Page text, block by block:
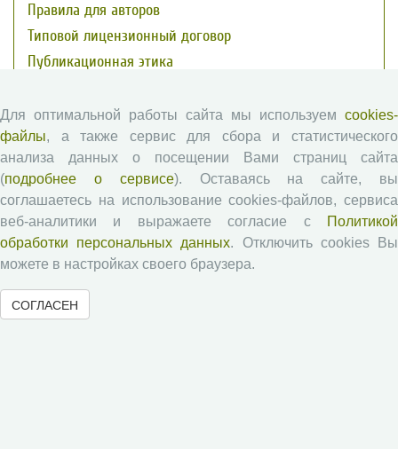
Правила для авторов
Типовой лицензионный договор
Публикационная этика
Авторские права
Рецензентам
Памятка рецензенту
Положение о рецензировании
Форма рецензии
Для оптимальной работы сайта мы используем cookies-
файлы, а также сервис для сбора и статистического
анализа данных о посещении Вами страниц сайта
(подробнее о сервисе). Оставаясь на сайте, вы
соглашаетесь на использование cookies-файлов, сервиса
веб-аналитики и выражаете согласие с
Политикой
обработки персональных данных. Отключить cookies Вы
можете в настройках своего браузера.
СОГЛАСЕН